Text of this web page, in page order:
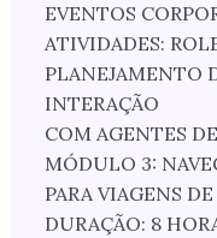
EVENTOS
ATIVIDADES:
PLANEJAMENTO
INTERAÇÃO
COM AGENTES
MÓDULO 3:
PARA VIAGENS
DURAÇÃO: 8